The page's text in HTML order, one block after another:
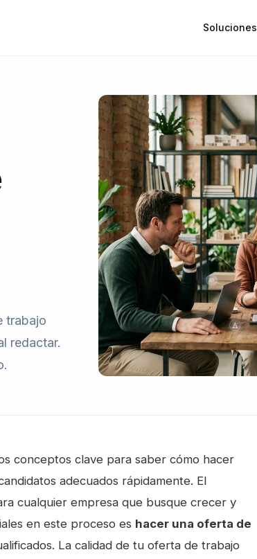
Soluciones
trabajo
redactar.
conceptos clave para saber cómo hacer
adecuados rápidamente. El
cualquier empresa que busque crecer y
en este proceso es hacer una oferta de
La calidad de tu oferta de trabajo